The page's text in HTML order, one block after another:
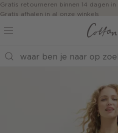
Navigeer
direct naar
hoofdinhoud
zoekbalk
Gratis retourneren binnen 14 dagen in
Gratis afhalen in al onze winkels
Jouw bestelling wordt binnen 1 tot 5
Betaal zoals jij wilt: o.a. iDEAL |